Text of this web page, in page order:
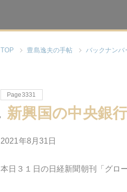
TOP 豊島逸夫の手帖 バックナンバ
Page3331
新興国の中央銀
2021年8月31日
本日３１日の日経新聞朝刊「グロ